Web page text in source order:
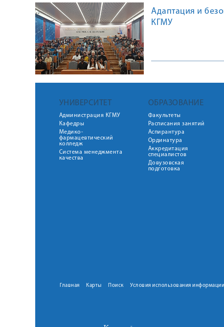
Адаптация и
КГМУ
УНИВЕРСИТЕТ
Администрация КГМУ
Кафедры
Медико-
фармацевтический
колледж
Система менеджмента
качества
ОБРАЗОВАНИЕ
Факультеты
Расписания занятий
Аспирантура
Ординатура
Аккредитация
специалистов
Довузовская
подготовка
Главная Карты Поиск Условия использования информации